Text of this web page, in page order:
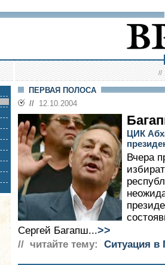
//
ПЕРВАЯ ПОЛОСА
// 12.10.2004
ЦИК
Вчера
Сергей Багапш...>>
// читайте тему: Ситуация в